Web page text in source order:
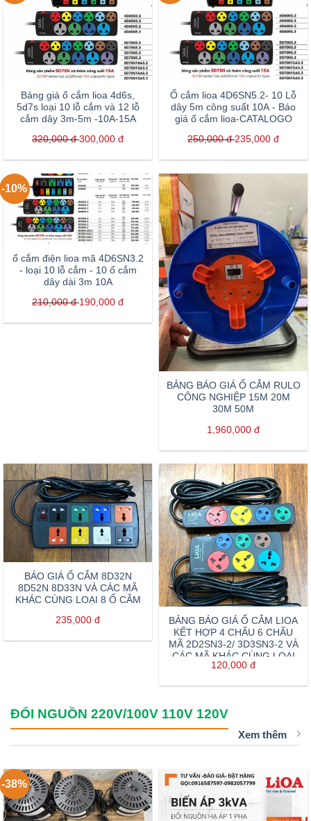
Bảng giá ổ cắm lioa 4d6s,
5d7s loại 10 lỗ cắm và 12 lỗ
cắm dây 3m-5m -10A-15A
320,000đ 300,000 đ
Ổ cắm lioa 4D6SN5.2- 10 Lỗ
dây 5m công suất 10A - Báo
giá ổ cắm lioa-CATALOGO
250,000đ 235,000 đ
-10%
ổ cắm điện lioa mã 4D6SN3.2
- loại 10 lỗ cắm - 10 ổ cắm
dây dài 3m 10A
210,000đ 190,000 đ
BẢNG BÁO GIÁ Ổ CẮM RULO
CÔNG NGHIỆP 15M 20M
30M 50M
1,960,000 đ
BÁO GIÁ Ổ CẮM 8D32N
8D52N 8D33N VÀ CÁC MÃ
KHÁC CÙNG LOẠI 8 Ổ CẮM
235,000 đ
BẢNG BÁO GIÁ Ổ CẮM LIOA
KẾT HỢP 4 CHẤU 6 CHẤU
MÃ 2D2SN3-2/ 3D3SN3-2 VÀ
CÁC MÃ KHÁC CÙNG LOẠI
120,000 đ
ĐỔI NGUỒN 220V/100V 110V 120V
Xem thêm
-38%